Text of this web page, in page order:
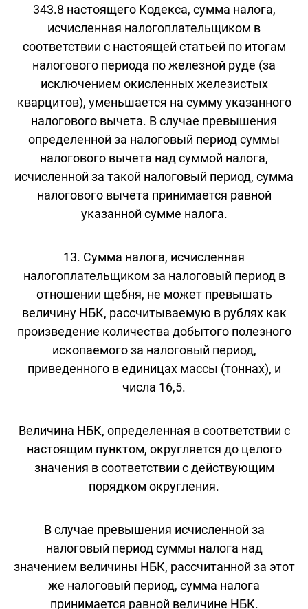
343.8 настоящего Кодекса, сумма налога,
исчисленная налогоплательщиком в
соответствии с настоящей статьей по итогам
налогового периода по железной руде (за
исключением окисленных железистых
кварцитов), уменьшается на сумму указанного
налогового вычета. В случае превышения
определенной за налоговый период суммы
налогового вычета над суммой налога,
исчисленной за такой налоговый период, сумма
налогового вычета принимается равной
указанной сумме налога.
13. Сумма налога, исчисленная
налогоплательщиком за налоговый период в
отношении щебня, не может превышать
величину НБК, рассчитываемую в рублях как
произведение количества добытого полезного
ископаемого за налоговый период,
приведенного в единицах массы (тоннах), и
числа 16,5.
Величина НБК, определенная в соответствии с
настоящим пунктом, округляется до целого
значения в соответствии с действующим
порядком округления.
В случае превышения исчисленной за
налоговый период суммы налога над
значением величины НБК, рассчитанной за этот
же налоговый период, сумма налога
принимается равной величине НБК.